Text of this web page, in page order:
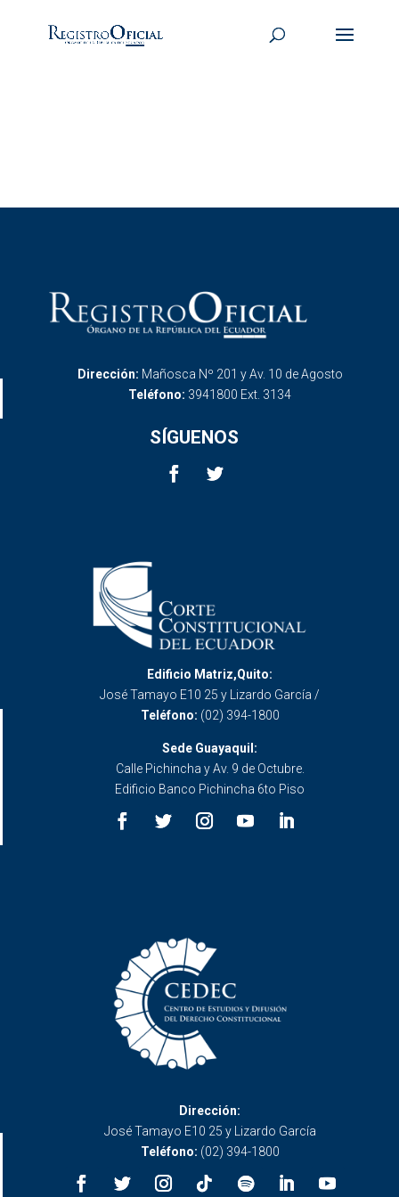
Dirección: Mañosca Nº 201 y Av. 10 de Agosto
Teléfono: 3941800 Ext. 3134
SÍGUENOS
Edificio Matriz,Quito:
José Tamayo E10 25 y Lizardo García /
Teléfono: (02) 394-1800
Sede Guayaquil:
Calle Pichincha y Av. 9 de Octubre.
Edificio Banco Pichincha 6to Piso
Dirección:
José Tamayo E10 25 y Lizardo García
Teléfono: (02) 394-1800